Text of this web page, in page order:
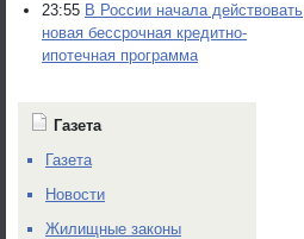
23:55 В России начала действовать
новая бессрочная кредитно-
ипотечная программа
Газета
Газета
Новости
Жилищные законы